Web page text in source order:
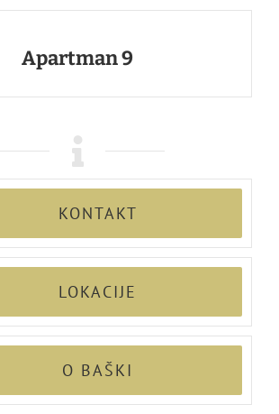
Apartman 9
KONTAKT
LOKACIJE
O BAŠKI